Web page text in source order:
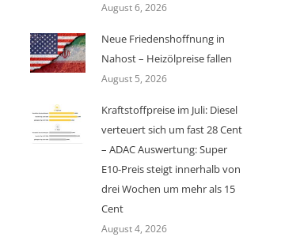
August 6, 2026
Neue Friedenshoffnung in
Nahost – Heizölpreise fallen
August 5, 2026
Kraftstoffpreise im Juli: Diesel
verteuert sich um fast 28 Cent
– ADAC Auswertung: Super
E10-Preis steigt innerhalb von
drei Wochen um mehr als 15
Cent
August 4, 2026